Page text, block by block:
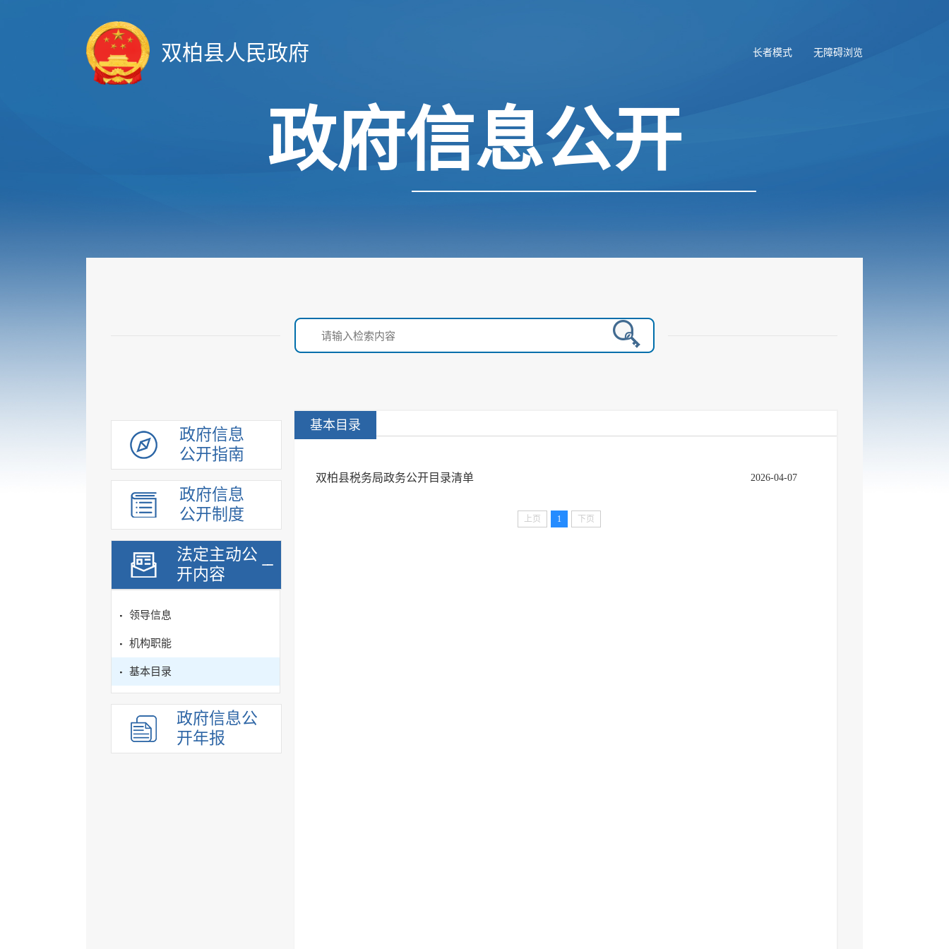
无障碍浏览
长者模式
双柏县人民政府
政府信息公开
政府信息
公开指南
政府信息
公开制度
法定主动公
开内容
领导信息
机构职能
基本目录
政府信息公
开年报
基本目录
2026-04-07
双柏县税务局政务公开目录清单
上页 1 下页